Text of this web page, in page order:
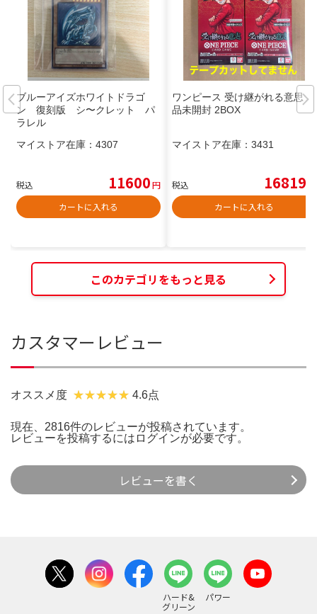
ブルーアイズホワイトドラゴ
ン 復刻版 シ〜クレット パ
ラレル
マイストア在庫： 4307
税込 11600円
カートに入れる
ワンピース 受け継がれる意思 新
品未開封 2BOX
マイストア在庫： 3431
税込 16819
カートに入れる
このカテゴリをもっと見る
カスタマーレビュー
オススメ度 4.6点
現在、2816件のレビューが投稿されています。
レビューを投稿するには ログインが必要です。
レビューを書く
ハード&
グリーン
パワー